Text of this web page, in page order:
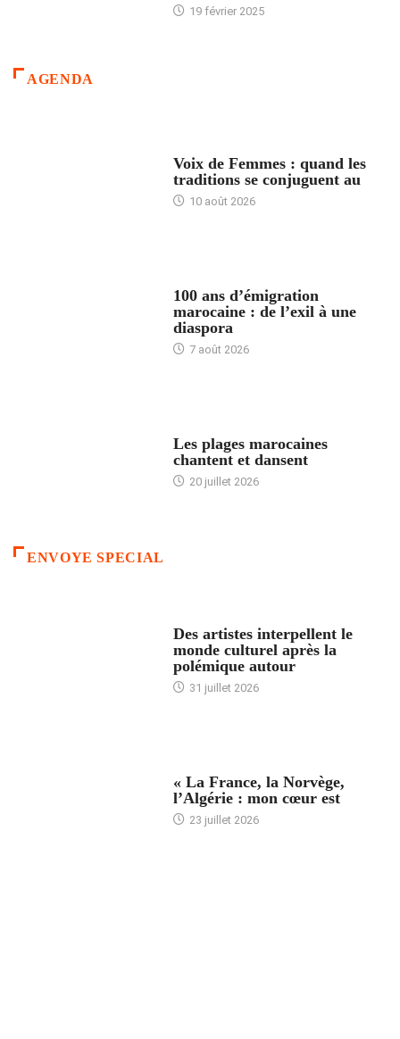
19 février 2025
AGENDA
Voix de Femmes : quand les
traditions se conjuguent au
10 août 2026
100 ans d’émigration
marocaine : de l’exil à une
diaspora
7 août 2026
Les plages marocaines
chantent et dansent
20 juillet 2026
ENVOYE SPECIAL
Des artistes interpellent le
monde culturel après la
polémique autour
31 juillet 2026
« La France, la Norvège,
l’Algérie : mon cœur est
23 juillet 2026